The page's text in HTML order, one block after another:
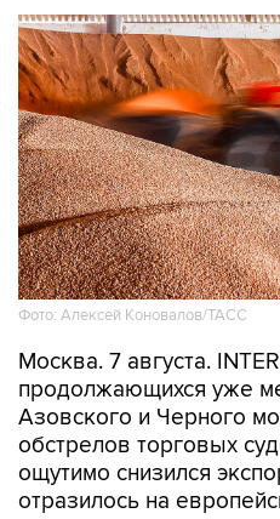
Фото: Алексей Коновалов/ТАСС
Москва. 7 августа.
продолжающихся уже
Азовского и Черного
обстрелов торговых
ощутимо снизился
отразилось на